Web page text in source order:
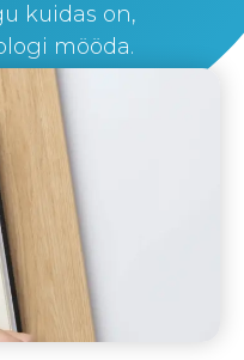
kuidas on,
mööda.